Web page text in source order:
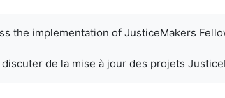
the implementation of JusticeMakers
de la mise à jour des projets